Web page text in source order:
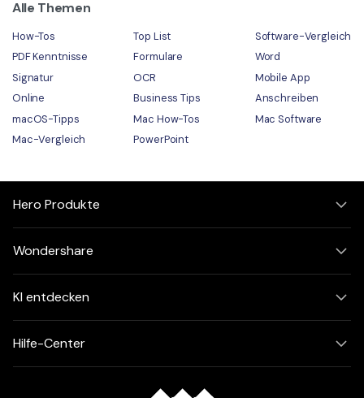
Alle Themen
How-Tos Top List
Software-Vergleich
PDF Kenntnisse
Formulare
Word
Signatur
OCR
Mobile App
Online
Business Tips
Anschreiben
macOS-Tipps
Mac How-Tos
Mac Software
Mac-Vergleich
PowerPoint
Hero Produkte
Wondershare
KI entdecken
Hilfe-Center